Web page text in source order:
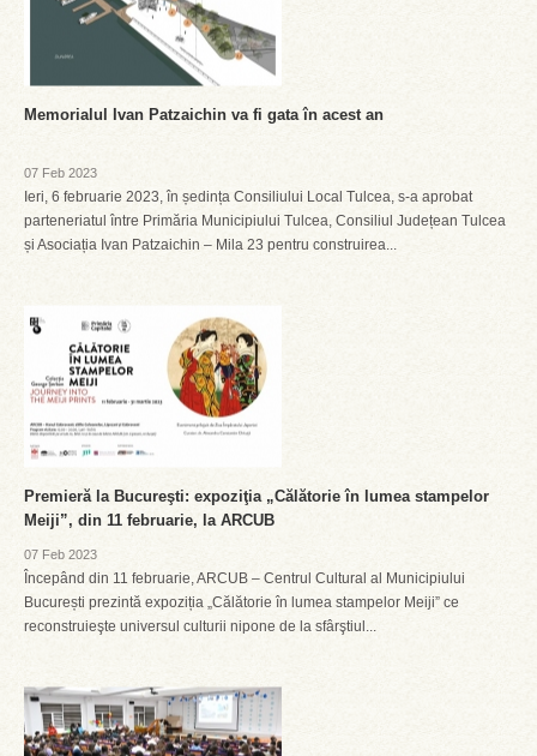
Memorialul Ivan Patzaichin va fi gata în acest an
07 Feb 2023
Ieri, 6 februarie 2023, în ședința Consiliului Local Tulcea, s-a aprobat
parteneriatul între Primăria Municipiului Tulcea, Consiliul Județean Tulcea
și Asociația Ivan Patzaichin – Mila 23 pentru construirea...
Premieră la Bucureşti: expoziţia „Călătorie în lumea stampelor
Meiji”, din 11 februarie, la ARCUB
07 Feb 2023
Începând din 11 februarie, ARCUB – Centrul Cultural al Municipiului
București prezintă expoziția „Călătorie în lumea stampelor Meiji” ce
reconstruieşte universul culturii nipone de la sfârştiul...